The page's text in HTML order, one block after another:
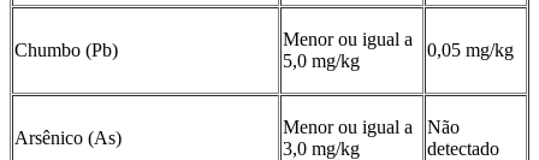
Chumbo (Pb)
Menor ou igual a
5,0 mg/kg
0,05 mg/kg
Arsênico (As)
Menor ou igual a
3,0 mg/kg
Não
detectado